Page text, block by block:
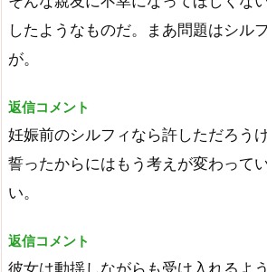
したようなものだ。まあ問題はシル
が。
返信コメント
妊娠前のシルフィなら許しただろう
誓ったからにはもう考えが変わって
い。
返信コメント
彼女は動揺しながらも受け入れるよ